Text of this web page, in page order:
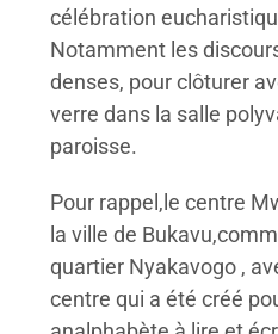
célébration
Notamment les
denses, pour clôturer
verre dans la salle
paroisse.
Pour rappel,le centre
la ville de
quartier Nyakavogo ,
centre qui a été créé